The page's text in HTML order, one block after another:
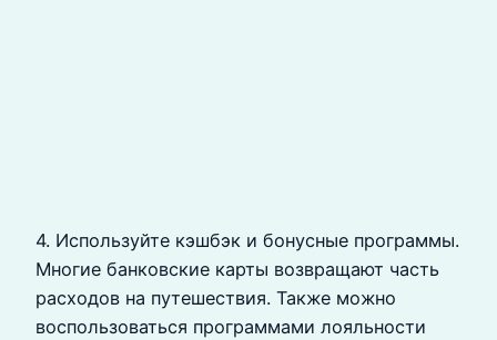
4. Используйте кэшбэк и бонусные программы.
Многие банковские карты возвращают часть
расходов на путешествия. Также можно
воспользоваться программами лояльности